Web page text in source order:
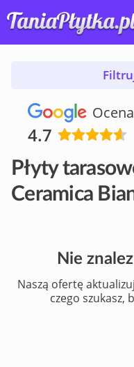
Ocena
4.7
Płyty
Ceramica
Nie
Naszą ofertę
czego szukasz,